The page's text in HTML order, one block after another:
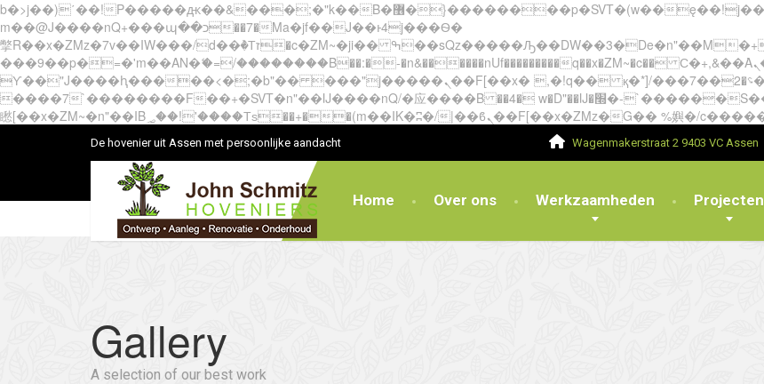
b�>j��)΄��!P�����ԫ��&���;�"k��B�޶�}��������p�SVT�(w��ę��!j������ ��x�;�-
m��@J����nQ+���պ��כ��7�Ma�jf��J��ͱ4j���Ѳ�
撆R��x�ZMz�7v��IW���/d��ٞ�Тז�c�ZM~�ji�� ߒ��sQz�����Ԡ��DW��3�De�n"��M�+/��������B��:�-�u��IJ���7j�委
���9��p�=�'m��AN�ޭ�=/��������B��:�-�n&������nUf���������q��x�ZM~�c�� Ϲ�+,&��Ὰܢ��F[��(�1�*"��
ϒ��"J����ԧ�����<�;�b"�� ���"j�����ܢ��F[��x� ,�!q�� қ�*]/���؝�2��7�SMc�s"���ޭ�DQ/�应�ܢ��F_��!� :�s"��
����7`��������F��+�SVT�n"��IJ����nQ/�应����B ��4� w�D"��IJ�׭�-`������S��9�Dr�ji��EJ߅��gJ�应��
De hovenier uit Assen met persoonlijke aandacht Wagenmakerstraat 2 9403 VC Assen
Home Over ons Werkzaamheden Projecten
Gallery
A selection of our best work